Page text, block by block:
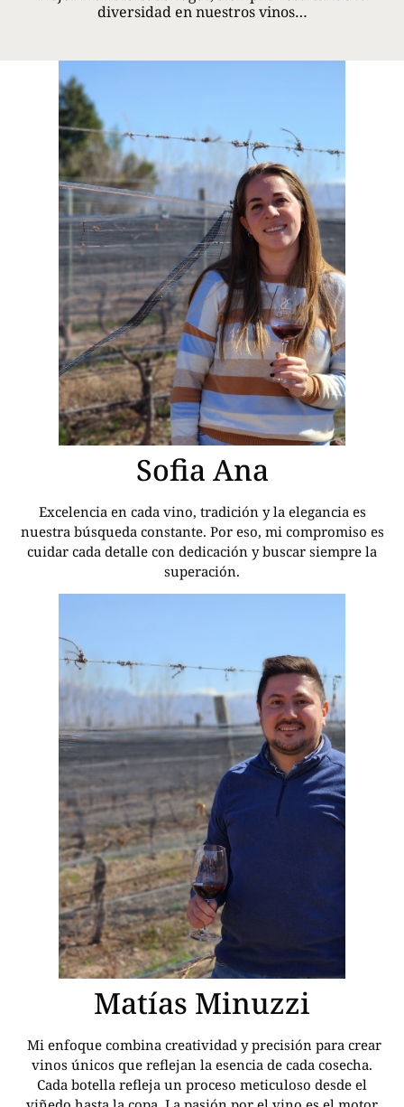
diversidad en nuestros vinos…
Sofia Ana
Excelencia en cada vino, tradición y la elegancia es
nuestra búsqueda constante. Por eso, mi compromiso es
cuidar cada detalle con dedicación y buscar siempre la
superación.
Matías Minuzzi
Mi enfoque combina creatividad y precisión para crear
vinos únicos que reflejan la esencia de cada cosecha.
Cada botella refleja un proceso meticuloso desde el